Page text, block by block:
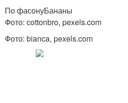
По фасонуБананы
Фото: cottonbro, pexels.com
Фото: bianca, pexels.com